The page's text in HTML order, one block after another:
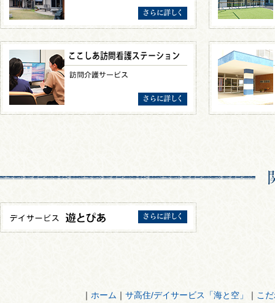
｜ ホーム ｜ サ高住/デイサービス「海と空」 ｜ こ